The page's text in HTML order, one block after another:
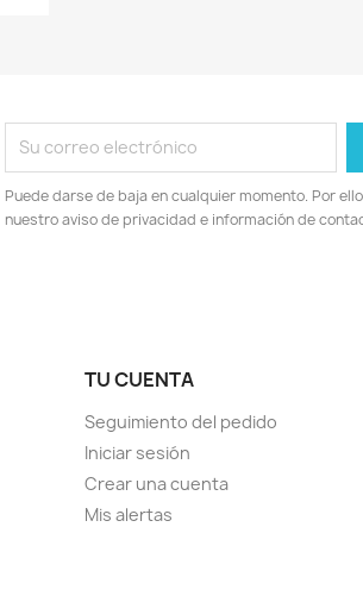
Puede darse de baja en cualquier momento. Por
nuestro aviso de privacidad e información de
TU CUENTA
Seguimiento del pedido
Iniciar sesión
Crear una cuenta
Mis alertas